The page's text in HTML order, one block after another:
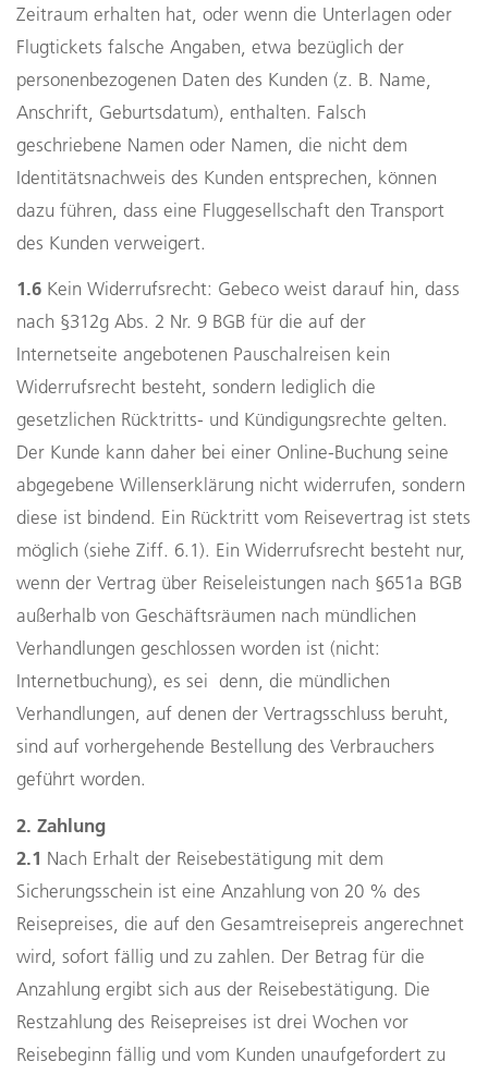
Zeitraum erhalten hat, oder wenn die Unterlagen oder
Flugtickets falsche Angaben, etwa bezüglich der
personenbezogenen Daten des Kunden (z. B. Name,
Anschrift, Geburtsdatum), enthalten. Falsch
geschriebene Namen oder Namen, die nicht dem
Identitätsnachweis des Kunden entsprechen, können
dazu führen, dass eine Fluggesellschaft den Transport
des Kunden verweigert.
1.6 Kein Widerrufsrecht: Gebeco weist darauf hin, dass
nach §312g Abs. 2 Nr. 9 BGB für die auf der
Internetseite angebotenen Pauschalreisen kein
Widerrufsrecht besteht, sondern lediglich die
gesetzlichen Rücktritts- und Kündigungsrechte gelten.
Der Kunde kann daher bei einer Online-Buchung seine
abgegebene Willenserklärung nicht widerrufen, sondern
diese ist bindend. Ein Rücktritt vom Reisevertrag ist stets
möglich (siehe Ziff. 6.1). Ein Widerrufsrecht besteht nur,
wenn der Vertrag über Reiseleistungen nach §651a BGB
außerhalb von Geschäftsräumen nach mündlichen
Verhandlungen geschlossen worden ist (nicht:
Internetbuchung), es sei denn, die mündlichen
Verhandlungen, auf denen der Vertragsschluss beruht,
sind auf vorhergehende Bestellung des Verbrauchers
geführt worden.
2. Zahlung
2.1 Nach Erhalt der Reisebestätigung mit dem
Sicherungsschein ist eine Anzahlung von 20 % des
Reisepreises, die auf den Gesamtreisepreis angerechnet
wird, sofort fällig und zu zahlen. Der Betrag für die
Anzahlung ergibt sich aus der Reisebestätigung. Die
Restzahlung des Reisepreises ist drei Wochen vor
Reisebeginn fällig und vom Kunden unaufgefordert zu